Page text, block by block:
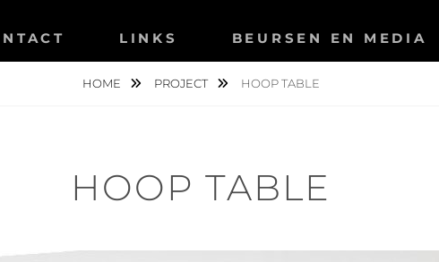
LINKS BEURSEN EN MEDIA
HOME PROJECT HOOP TABLE
HOOP TABLE